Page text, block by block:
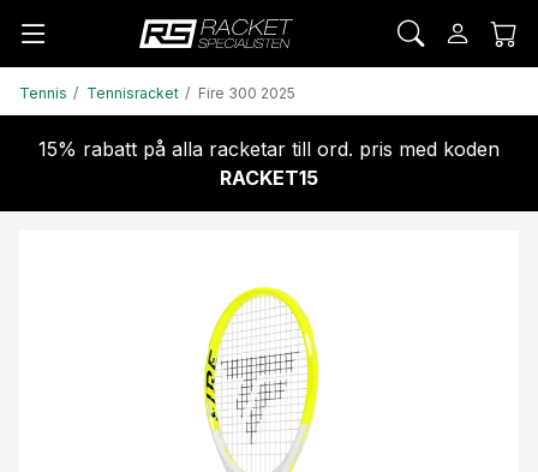
Tennis Tennisracket Fire 300 2025
15% rabatt på alla racketar till ord. pris med koden
RACKET15